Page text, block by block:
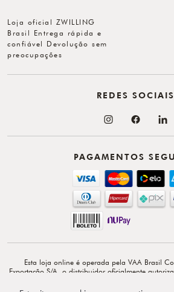
Loja oficial ZWILLING
Brasil Entrega rápida e
confiável Devolução sem
preocupações
PAGAMENTOS
REDES SOCIAIS
Esta loja online é operada pela VAA Brasil
Exportação S/A, o distribuidor oficialmente
exclusivamente responsável por todo o conteúdo e